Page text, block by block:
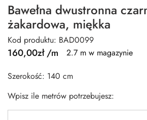
Bawełna dwustronna
żakardowa, miękka
Kod produktu: BAD0099
160,00zł/m
2.7 m w magazynie
Szerokość: 140 cm
Wpisz ile metrów potrzebujesz: